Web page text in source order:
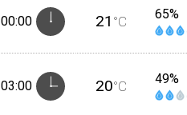
00:00 21 °C 65%
03:00 20°C 49%